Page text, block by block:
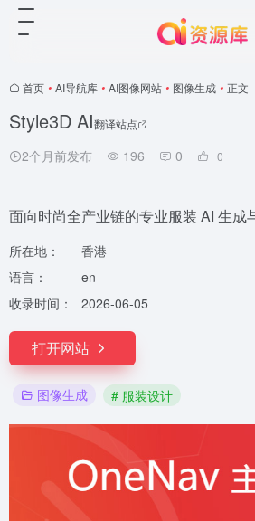
首页 • AI导航库 • AI图像网站 • 图像生成 • 正文
Style3D AI翻译站点
2个月前发布 196 0 0
面向时尚全产业链的专业服装 AI 生成
所在地：
香港
语言：
en
收录时间：
2026-06-05
打开网站
图像生成 # 服装设计